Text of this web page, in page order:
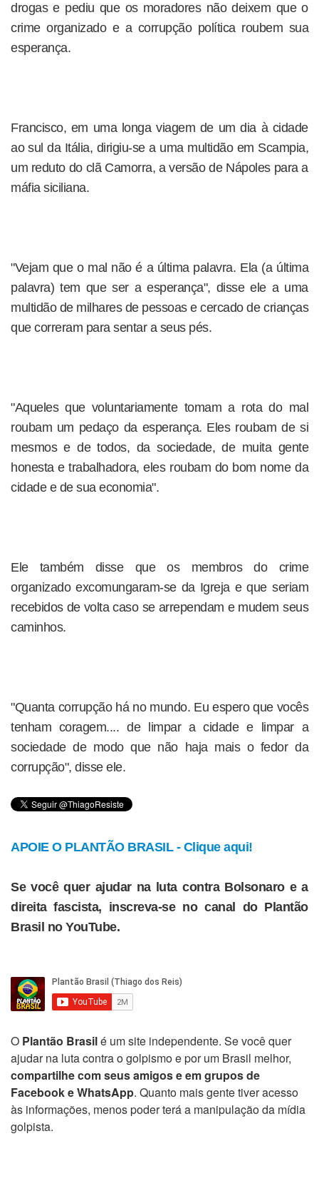
drogas e pediu que os moradores não deixem que o
crime organizado e a corrupção política roubem sua
esperança.
Francisco, em uma longa viagem de um dia à cidade
ao sul da Itália, dirigiu-se a uma multidão em Scampia,
um reduto do clã Camorra, a versão de Nápoles para a
máfia siciliana.
"Vejam que o mal não é a última palavra. Ela (a última
palavra) tem que ser a esperança", disse ele a uma
multidão de milhares de pessoas e cercado de crianças
que correram para sentar a seus pés.
"Aqueles que voluntariamente tomam a rota do mal
roubam um pedaço da esperança. Eles roubam de si
mesmos e de todos, da sociedade, de muita gente
honesta e trabalhadora, eles roubam do bom nome da
cidade e de sua economia".
Ele também disse que os membros do crime
organizado excomungaram-se da Igreja e que seriam
recebidos de volta caso se arrependam e mudem seus
caminhos.
"Quanta corrupção há no mundo. Eu espero que vocês
tenham coragem.... de limpar a cidade e limpar a
sociedade de modo que não haja mais o fedor da
corrupção", disse ele.
APOIE O PLANTÃO BRASIL - Clique aqui!
Se você quer ajudar na luta contra Bolsonaro e a
direita fascista, inscreva-se no canal do Plantão
Brasil no YouTube.
O Plantão Brasilé um site independente. Se você quer
ajudar na luta contra o golpismo e por um Brasil melhor,
compartilhe com seus amigos e em grupos de
Facebook e WhatsApp. Quanto mais gente tiver acesso
às informações, menos poder terá a manipulação da mídia
golpista.